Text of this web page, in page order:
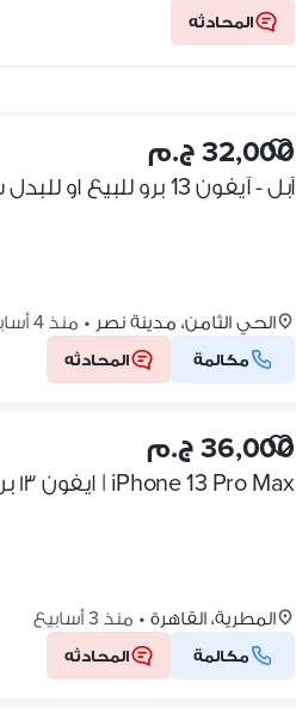
المحادثه
32,000 ج.م
آبل - آيفون 13 برو للبيع او للبدل ب ايفون 13 برو ماكس نفس الحاله وادفع
الحي الثامن، مدينة نصر • منذ 4 أسابيع
مكالمة المحادثه
36,000 ج.م
iPhone 13 Pro Max | ايفون ١٣ برو ماكس
المطرية، القاهرة • منذ 3 أسابيع
مكالمة المحادثه